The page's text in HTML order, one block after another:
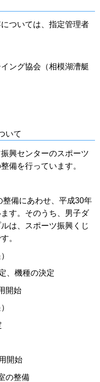
ついては、指定管理者
ング協会（相模湖漕艇
いて
興センターのスポーツ
備を行っています。
備にあわせ、平成30年
す。そのうち、男子ダ
は、スポーツ振興くじ
。
、機種の決定
開始
開始
の整備